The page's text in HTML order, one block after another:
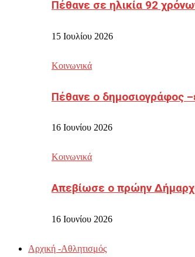
Πέθανε σε ηλικία 92
15 Ιουλίου 2026
Κοινωνικά
Πέθανε ο δημοσιογράφος
16 Ιουνίου 2026
Κοινωνικά
Απεβίωσε ο πρώην
16 Ιουνίου 2026
Αρχική -Αθλητισμός